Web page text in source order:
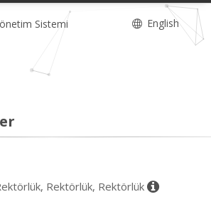
Sistemi English
Rektörlük, Rektörlük